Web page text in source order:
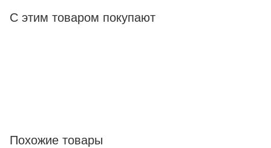
С этим товаром покупают
Похожие товары